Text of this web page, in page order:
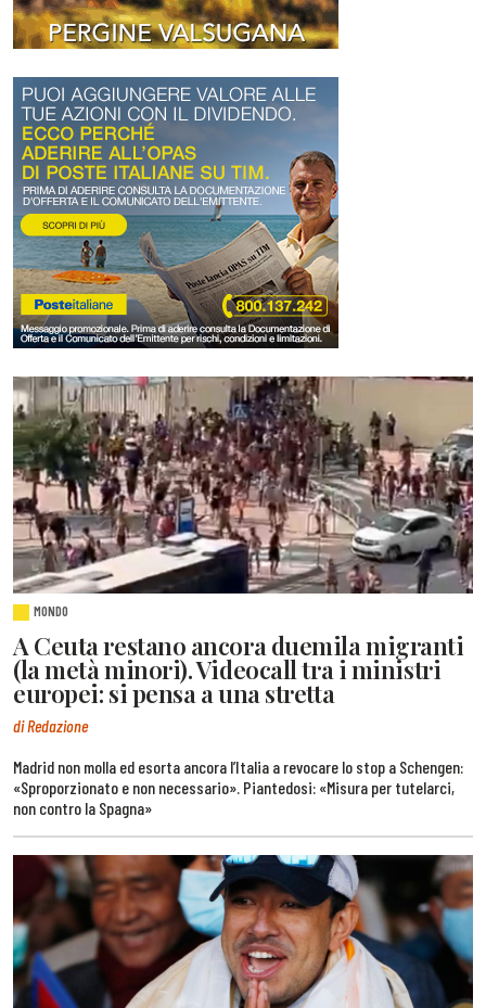
MONDO
A Ceuta restano ancora duemila migranti
(la metà minori). Videocall tra i ministri
europei: si pensa a una stretta
di Redazione
Madrid non molla ed esorta ancora l’Italia a revocare lo stop a Schengen:
«Sproporzionato e non necessario». Piantedosi: «Misura per tutelarci,
non contro la Spagna»